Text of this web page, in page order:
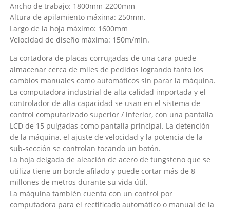
Ancho de trabajo: 1800mm-2200mm
Altura de apilamiento máxima: 250mm.
Largo de la hoja máximo: 1600mm
Velocidad de diseño máxima: 150m/min.
La cortadora de placas corrugadas de una cara puede
almacenar cerca de miles de pedidos logrando tanto los
cambios manuales como automáticos sin parar la máquina.
La computadora industrial de alta calidad importada y el
controlador de alta capacidad se usan en el sistema de
control computarizado superior / inferior, con una pantalla
LCD de 15 pulgadas como pantalla principal. La detención
de la máquina, el ajuste de velocidad y la potencia de la
sub-sección se controlan tocando un botón.
La hoja delgada de aleación de acero de tungsteno que se
utiliza tiene un borde afilado y puede cortar más de 8
millones de metros durante su vida útil.
La máquina también cuenta con un control por
computadora para el rectificado automático o manual de la